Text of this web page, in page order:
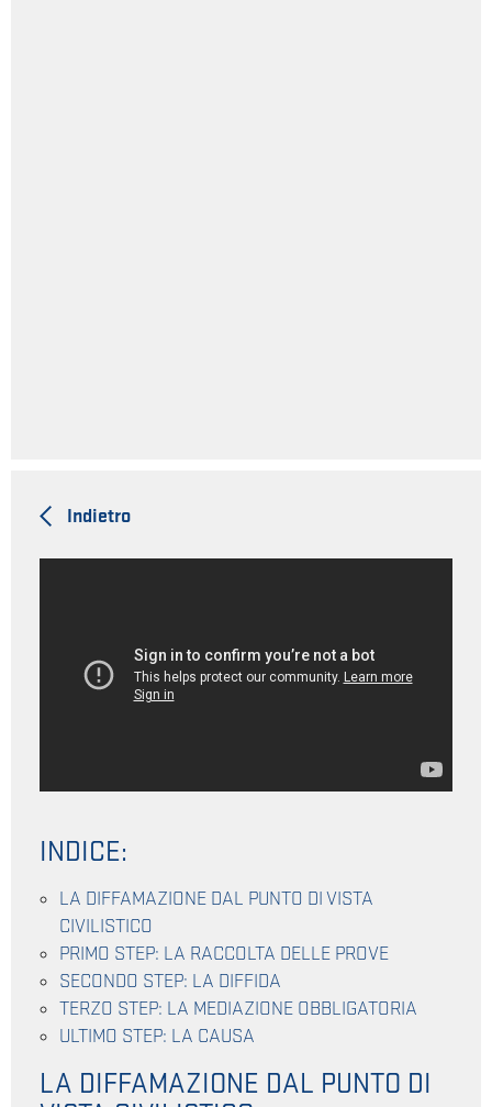
Indietro
INDICE:
LA DIFFAMAZIONE DAL PUNTO DI VISTA
CIVILISTICO
PRIMO STEP: LA RACCOLTA DELLE PROVE
SECONDO STEP: LA DIFFIDA
TERZO STEP: LA MEDIAZIONE OBBLIGATORIA
ULTIMO STEP: LA CAUSA
LA DIFFAMAZIONE DAL PUNTO DI